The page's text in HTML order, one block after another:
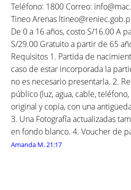
Teléfono: 1800 Correo:
Tineo Arenas
De 0 a 16 años, costo S/16.00 A
S/29.00 Gratuito a partir de 65
Requisitos 1. Partida de
caso de estar incorporada la
no es necesario presentarla. 2.
público (luz, agua, cable,
original y copia, con una
3. Una Fotografía actualizadas
en fondo blanco. 4. Voucher de
Amanda M.21:17